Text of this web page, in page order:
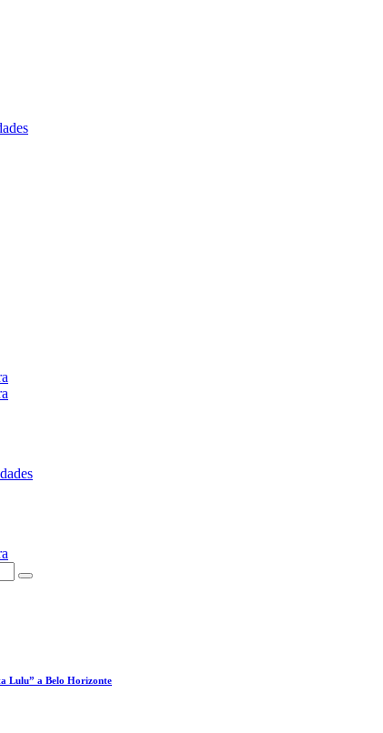
Lulu” a Belo Horizonte